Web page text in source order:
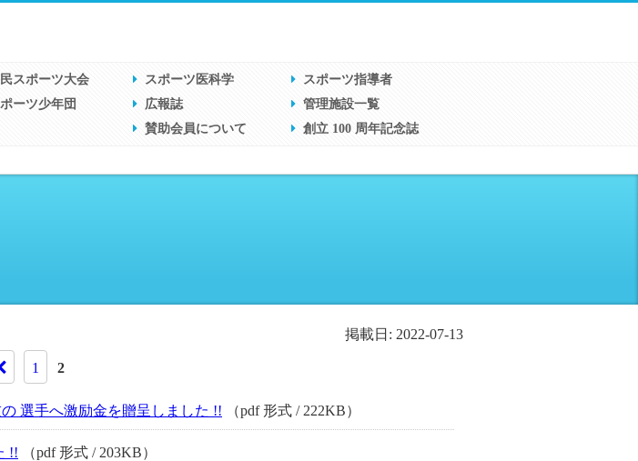
スポーツ大会 スポーツ医科学
スポーツ指導者
ーツ少年団 広報誌
管理施設一覧
賛助会員について
創立 100 周年記念誌
掲載日: 2022-07-13
1 2
選手へ激励金を贈呈しました !! （pdf 形式 / 222KB）
!! （pdf 形式 / 203KB）